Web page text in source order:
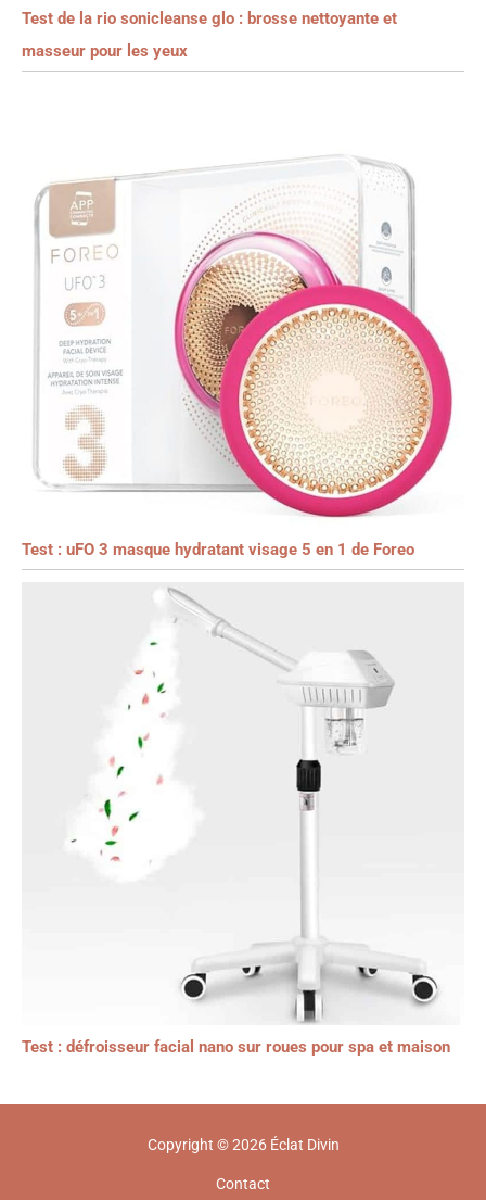
Test de la rio sonicleanse glo : brosse nettoyante et
masseur pour les yeux
Test : uFO 3 masque hydratant visage 5 en 1 de Foreo
Test : défroisseur facial nano sur roues pour spa et maison
Copyright © 2026 Éclat Divin
Contact